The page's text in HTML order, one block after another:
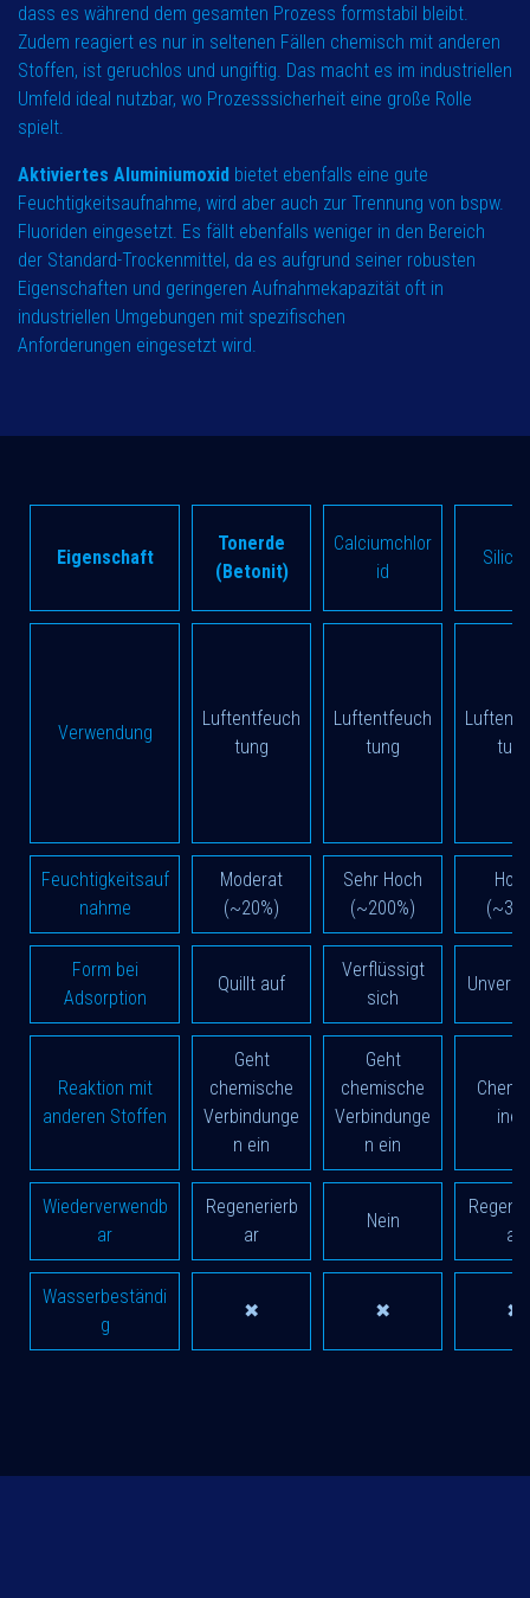
dass es während dem gesamten Prozess formstabil bleibt.
Zudem reagiert es nur in seltenen Fällen chemisch mit anderen
Stoffen, ist geruchlos und ungiftig. Das macht es im industriellen
Umfeld ideal nutzbar, wo Prozesssicherheit eine große Rolle
spielt.
Aktiviertes Aluminiumoxid bietet ebenfalls eine gute
Feuchtigkeitsaufnahme, wird aber auch zur Trennung von bspw.
Fluoriden eingesetzt. Es fällt ebenfalls weniger in den Bereich
der Standard-Trockenmittel, da es aufgrund seiner robusten
Eigenschaften und geringeren Aufnahmekapazität oft in
industriellen Umgebungen mit spezifischen
Anforderungen eingesetzt wird.
Eigenschaft
Tonerde
(Betonit)
Calciumchlor
id
Verwendung
Luftentfeuch
tung
Luftentfeuch
tung
tung
Feuchtigkeitsauf
nahme
Moderat
(~20%)
Sehr Hoch
(~200%)
Form bei
Adsorption
Quillt auf
Verflüssigt
sich
Reaktion mit
anderen Stoffen
Geht
chemische
Verbindunge
n ein
Geht
chemische
Verbindunge
n ein
inert
Wiederverwendb
ar
Regenerierb
ar
Nein
ar
Wasserbeständi
g
✖ ✖ ✖